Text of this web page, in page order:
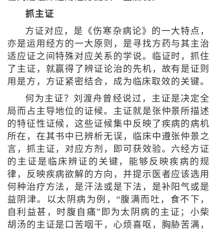
抓主证
方证对应，是《伤寒杂病论》的一大特点，
亦是运用经方的一大原则，是寻找方药与其主治
适应证之间特殊对应关系的学说。临证时，抓住
了主证，就赢得了辨证论治的先机，故有是证则
用是方，方证紧密结合，成为临床取效的关键。
何为主证？刘渡舟曾经说过，主证是决定全
局而占主导地位的证候。主证就是张仲景所描述
的特征性证候，这些证候集中反映了疾病的病机
所在，在其书中已辨析无误，临床中遵张仲景之
言，抓主证，对应方剂，即可获效验。六经方证
的主证是临床辨证的关键，能够反映疾病的规
律，反映疾病欲解的方向，并提示医者应该选用
何种治疗方法，是汗法或是下法，是补阳气或是
益阴津。以太阴病为例，“腹满而吐，食不下，
自利益甚，时腹自痛”即为太阴病的主证；小柴
胡汤的主证是口苦咽干，心烦喜呕，胸胁苦满，